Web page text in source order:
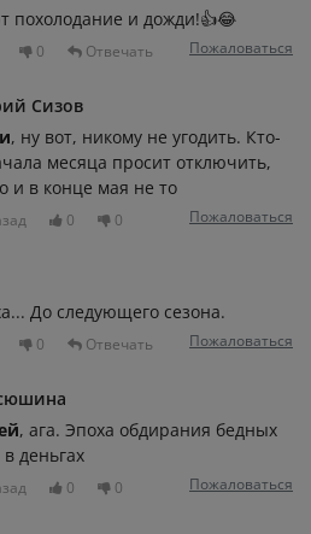
похолодание и дожди!👍😂
0 Отвечать Пожаловаться
Сизов
, ну вот, никому не угодить. Кто-
месяца просит отключить,
и в конце мая не то
0 0 Пожаловаться
До следующего сезона.
0 Отвечать Пожаловаться
, ага. Эпоха обдирания бедных
деньгах
0 0 Пожаловаться